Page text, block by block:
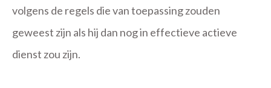
volgens de regels die van toepassing zouden
geweest zijn als hij dan nog in effectieve actieve
dienst zou zijn.